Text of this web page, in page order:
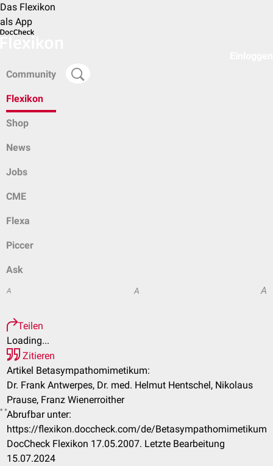
Das Flexikon
als App
Community
Flexikon
Shop
News
Jobs
CME
Flexa
Piccer
Ask
A A A
Teilen
Loading...
Zitieren
Artikel Betasympathomimetikum:
Dr. Frank Antwerpes, Dr. med. Helmut Hentschel, Nikolaus
Prause, Franz Wienerroither
Abrufbar unter:
https://flexikon.doccheck.com/de/Betasympathomimetikum
DocCheck Flexikon 17.05.2007. Letzte Bearbeitung
15.07.2024